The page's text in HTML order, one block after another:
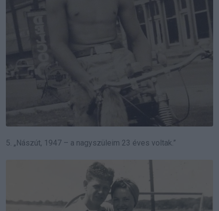
5. „Nászút, 1947 – a nagyszüleim 23 éves voltak.”